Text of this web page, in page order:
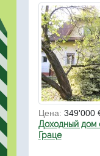
Цена: 349'000
Доходный дом
Граце